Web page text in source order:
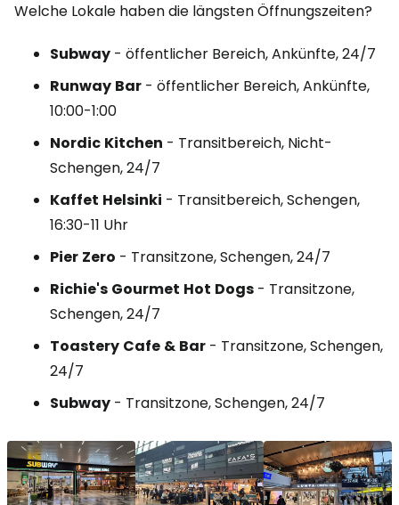
Welche Lokale haben die längsten Öffnungszeiten?
Subway - öffentlicher Bereich, Ankünfte, 24/7
Runway Bar - öffentlicher Bereich, Ankünfte,
10:00-1:00
Nordic Kitchen - Transitbereich, Nicht-
Schengen, 24/7
Kaffet Helsinki - Transitbereich, Schengen,
16:30-11 Uhr
Pier Zero - Transitzone, Schengen, 24/7
Richie's Gourmet Hot Dogs - Transitzone,
Schengen, 24/7
Toastery Cafe & Bar - Transitzone, Schengen,
24/7
Subway - Transitzone, Schengen, 24/7